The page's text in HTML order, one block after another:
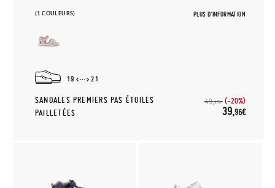
(1 COULEURS) PLUS D'INFORMATION
19 21
SANDALES PREMIERS PAS ÉTOILES
PAILLETÉES
49,95€ (-20%)
39,96€